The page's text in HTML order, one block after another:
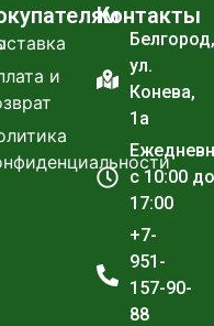
и
Контакты
Белгород,
ул.
Конева,
1а
с 10:00 до
17:00
+7-
951-
157-90-
88